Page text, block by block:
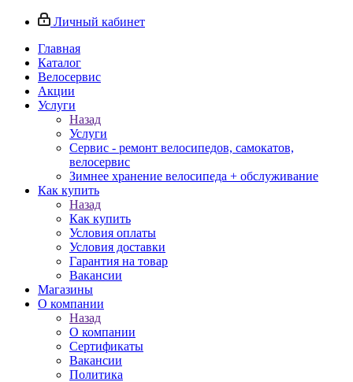
Личный кабинет
Главная
Каталог
Велосервис
Акции
Услуги
Назад
Услуги
Сервис - ремонт велосипедов, самокатов,
велосервис
Зимнее хранение велосипеда + обслуживание
Как купить
Назад
Как купить
Условия оплаты
Условия доставки
Гарантия на товар
Вакансии
Магазины
О компании
Назад
О компании
Сертификаты
Вакансии
Политика